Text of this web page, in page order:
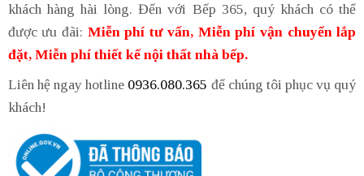
khách hàng hài lòng. Đến với Bếp 365, quý khách có thể
được ưu đãi: Miễn phí tư vấn, Miễn phí vận chuyển lắp
đặt, Miễn phí thiết kế nội thất nhà bếp.
Liên hệ ngay hotline 0936.080.365 để chúng tôi phục vụ quý
khách!